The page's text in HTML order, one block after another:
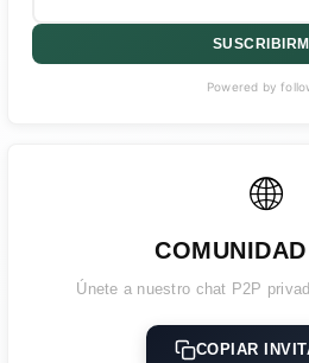
Powered by
🌐
Únete a nuestro chat P2P
COPIAR